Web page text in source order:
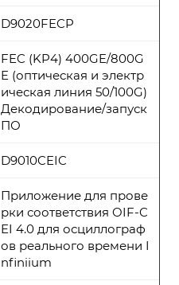
D9020FECP
FEC (KP4) 400GE/800G
E (оптическая и электр
ическая линия 50/100G)
Декодирование/запуск
ПО
D9010CEIC
Приложение для прове
рки соответствия OIF-C
EI 4.0 для осциллограф
ов реального времени I
nfiniium